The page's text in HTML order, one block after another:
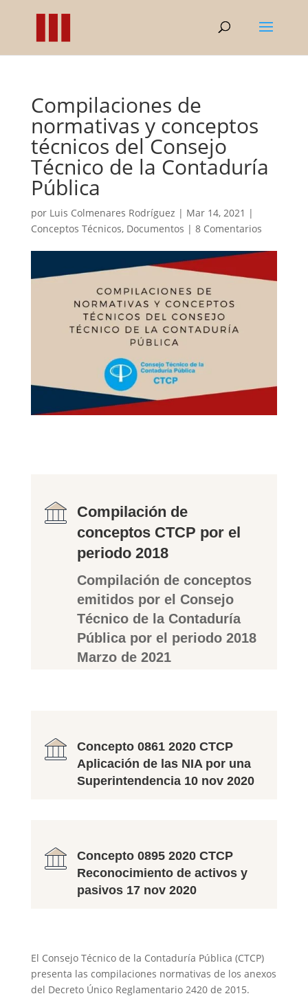
Compilaciones de
normativas y conceptos
técnicos del Consejo
Técnico de la Contaduría
Pública
por Luis Colmenares Rodríguez | Mar 14, 2021 |
Conceptos Técnicos, Documentos | 8 Comentarios
Compilación de
conceptos CTCP por el
periodo 2018
Compilación de conceptos
emitidos por el Consejo
Técnico de la Contaduría
Pública por el periodo 2018
Marzo de 2021
Concepto 0861 2020 CTCP
Aplicación de las NIA por una
Superintendencia 10 nov 2020
Concepto 0895 2020 CTCP
Reconocimiento de activos y
pasivos 17 nov 2020
El Consejo Técnico de la Contaduría Pública (CTCP)
presenta las compilaciones normativas de los anexos
del Decreto Único Reglamentario 2420 de 2015.